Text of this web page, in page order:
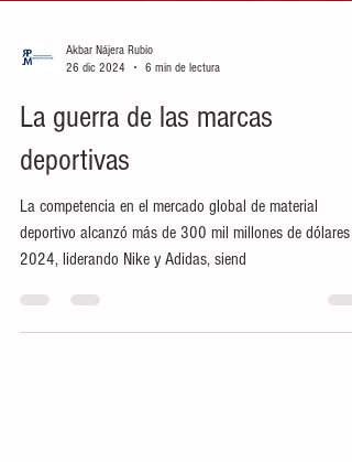
Akbar Nájera Rubio
26 dic 2024
6 min de lectura
La guerra de las marcas
deportivas
La competencia en el mercado global de material
2024, liderando Nike y Adidas, siend